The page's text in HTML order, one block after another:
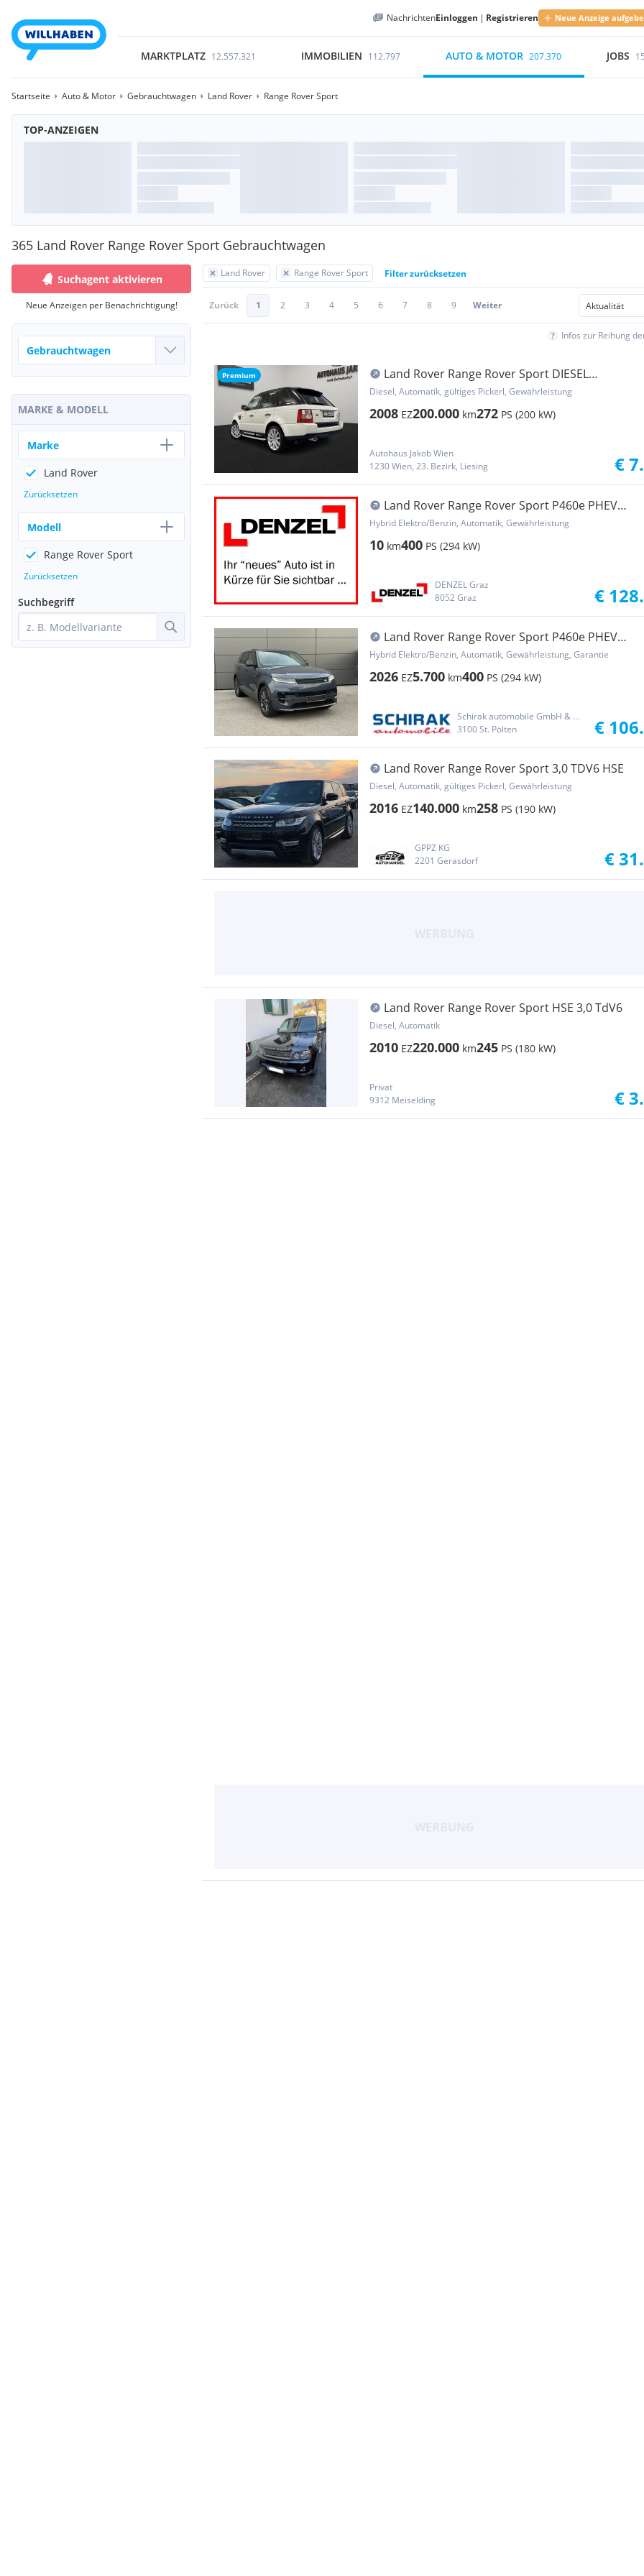
NachrichtenEinloggen | Registrieren Neue Anzeige
MARKTPLATZ 12.557.321 IMMOBILIEN 112.797 AUTO & MOTOR 207.370 JOBS
Startseite Auto & Motor Gebrauchtwagen Land Rover Range Rover Sport
TOP-ANZEIGEN
365 Land Rover Range Rover Sport Gebrauchtwagen
Land Rover Range Rover Sport Filter zurücksetzen
Zurück 1 2 3 4 5 6 7 8 9 Weiter
Infos zur Reihung
Premium
Land Rover Range Rover Sport DIESEL
***MEGA-VOLL***MIT NEU...
Diesel, Automatik, gültiges Pickerl, Gewährleistung
2008 EZ200.000 km272 PS (200 kW)
Autohaus Jakob Wien
1230 Wien, 23. Bezirk, Liesing
€
Land Rover Range Rover Sport P460e PHEV
AWD Dynamic SE Aut.
Hybrid Elektro/Benzin, Automatik, Gewährleistung
10 km400 PS (294 kW)
DENZEL Graz
8052 Graz
€
Land Rover Range Rover Sport P460e PHEV
AWD Dynamic SE Aut.
Hybrid Elektro/Benzin, Automatik, Gewährleistung, Garantie
2026 EZ5.700 km400 PS (294 kW)
Schirak automobile GmbH & Co KG
3100 St. Pölten
€
Land Rover Range Rover Sport 3,0 TDV6 HSE
Diesel, Automatik, gültiges Pickerl, Gewährleistung
2016 EZ140.000 km258 PS (190 kW)
GPPZ KG
2201 Gerasdorf
€
Land Rover Range Rover Sport HSE 3,0 TdV6
Diesel, Automatik
2010 EZ220.000 km245 PS (180 kW)
Privat
9312 Meiselding
€
Suchagent aktivieren
Neue Anzeigen per Benachrichtigung!
MARKE & MODELL
Marke
Land Rover
Zurücksetzen
Modell
Range Rover Sport
Zurücksetzen
Suchbegriff